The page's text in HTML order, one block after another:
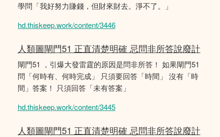
學問「我好努力賺錢，但財來財去。淨不了。」
hd.thiskeep.work/content/3446
人類圖閘門51 正直清楚明確 忌問非所答說廢計
閘門51 ，引爆大發雷霆的原因是問非所答！ 如果閘門51
問「何時有、何時完成」 只須要回答「時間」 沒有「時
間」答案！ 只須回答「未有答案」
hd.thiskeep.work/content/3445
人類圖閘門51 正直清楚明確 忌問非所答說廢計